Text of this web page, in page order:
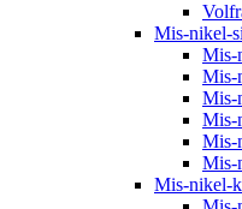
Mis-nikel-
Mis-
Mis-
Mis-
Mis-
Mis-
Mis-
Mis-nikel-